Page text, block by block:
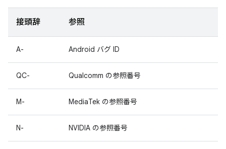
接頭辞 参照
A- Android バグ ID
QC- Qualcomm の参照番号
M- MediaTek の参照番号
N- NVIDIA の参照番号